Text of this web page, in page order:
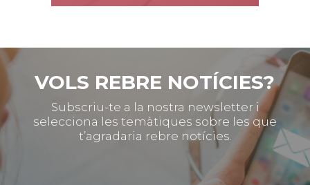
VOLS REBRE NOTÍCIES?
Subscriu-te a la nostra newsletter i
selecciona les temàtiques sobre les que
t’agradaria rebre notícies.